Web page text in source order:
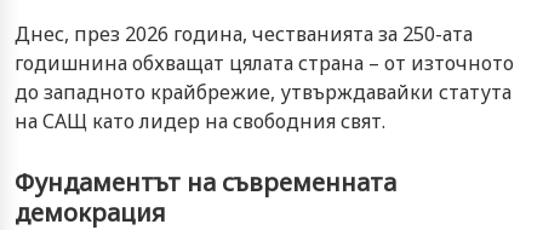
Днес, през 2026 година, честванията за 250-ата
годишнина обхващат цялата страна – от източното
до западното крайбрежие, утвърждавайки статута
на САЩ като лидер на свободния свят.
Фундаментът на съвременната
демокрация